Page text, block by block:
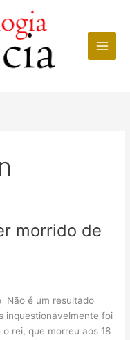
morrido de
Não é um resultado
inquestionavelmente foi
rei, que morreu aos 18